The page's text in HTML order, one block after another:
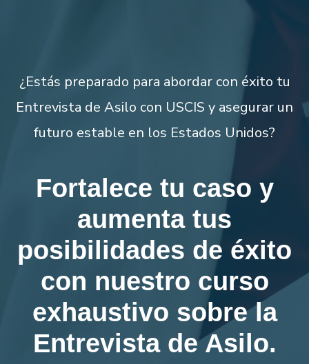
¿Estás preparado para abordar con éxito tu
Entrevista de Asilo con USCIS y asegurar un
futuro estable en los Estados Unidos?
Fortalece tu caso y
aumenta tus
posibilidades de éxito
con nuestro curso
exhaustivo sobre la
Entrevista de Asilo.